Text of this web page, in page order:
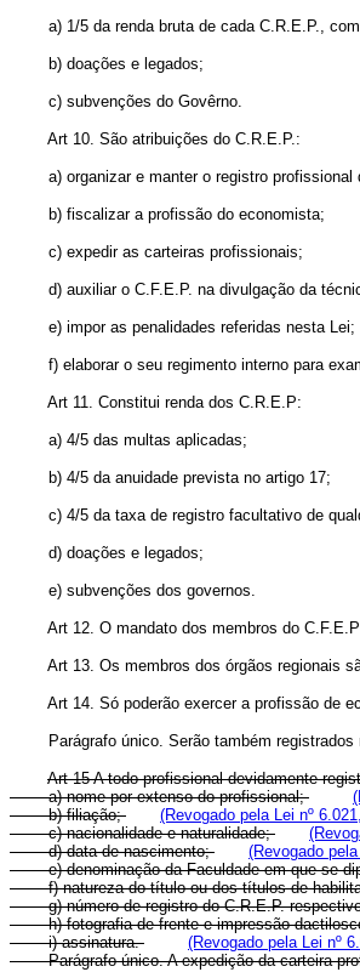
a) 1/5 da renda bruta de cada C.R.E.P., com
b) doações e legados;
c) subvenções do Govêrno.
Art 10. São atribuições do C.R.E.P.:
a) organizar e manter o registro profissional
b) fiscalizar a profissão do economista;
c) expedir as carteiras profissionais;
d) auxiliar o C.F.E.P. na divulgação da
e) impor as penalidades referidas nesta Lei;
f) elaborar o seu regimento interno para
Art 11. Constitui renda dos C.R.E.P:
a) 4/5 das multas aplicadas;
b) 4/5 da anuidade prevista no artigo 17;
c) 4/5 da taxa de registro facultativo de
d) doações e legados;
e) subvenções dos governos.
Art 12. O mandato dos membros do
Art 13. Os membros dos órgãos regionais
Art 14. Só poderão exercer a profissão de
Parágrafo único. Serão também registrados
Art 15 A todo profissional devidamente
a) nome por extenso do profissional;
b) filiação;
(Revogado pela Lei nº
c) nacionalidade e naturalidade;
d) data de nascimento;
(Revogado
e) denominação da Faculdade em que se
f) natureza do título ou dos títulos de
g) número de registro do C.R.E.P.
h) fotografia de frente e impressão
i) assinatura.
(Revogado pela Lei nº
Parágrafo único. A expedição da carteira